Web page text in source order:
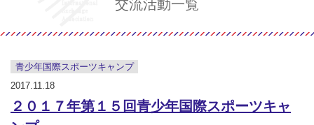
交流活動一覧
青少年国際スポーツキャンプ
2017.11.18
２０１７年第１５回青少年国際スポーツキャ